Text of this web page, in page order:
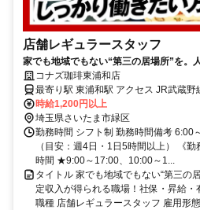
店舗レギュラースタッフ
家でも地域でもない“第三の居場所”を。
られる職場！社保・昇給・有休などの待
コナズ珈琲東浦和店
最寄り駅 東浦和駅 アクセス JR武蔵野線「東浦和駅」より徒歩20分
★自転車通勤も可！（駐輪場料金は自
可）
時給1,200円以上
埼玉県さいたま市緑区
勤務時間 シフト制 勤務時間備考 6:00
（目安：週4日・1日5時間以上） 《
時間 ★9:00～17:00、10:00～1...
タイトル 家でも地域でもない“第三の
定収入が得られる職場！社保・昇給・
職種 店舗レギュラースタッフ 雇用形